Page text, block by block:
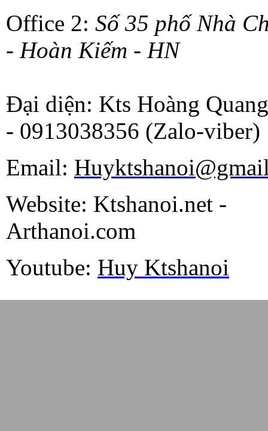
Office 2: Số 35 phố Nhà
- Hoàn Kiếm - HN
Đại diện: Kts Hoàng
- 0913038356 (Zalo-viber)
Email:
Website: Ktshanoi.net -
Arthanoi.com
Youtube: Huy Ktshanoi